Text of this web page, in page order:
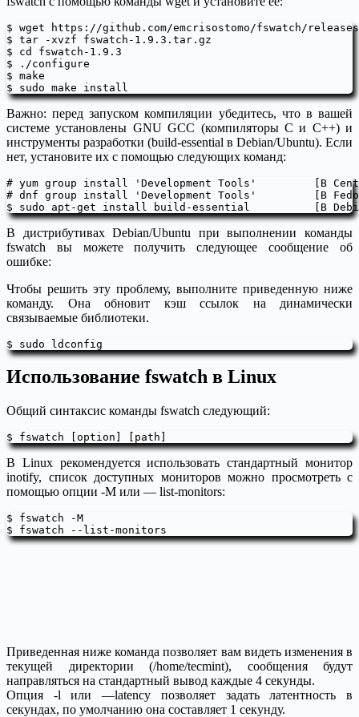
$ wget https://github.com/emcrisostomo/fswatch/
$ tar -xvzf fswatch-1.9.3.tar.gz
$ cd fswatch-1.9.3
$ ./configure
$ make
Важно: перед запуском компиляции убедитесь, что в вашей
системе установлены GNU GCC (компиляторы C и C++) и
инструменты разработки (build-essential в Debian/Ubuntu). Если
нет, установите их с помощью следующих команд:
# yum group install 'Development Tools'		[В CentOS/RHEL]
# dnf group install 'Development Tools'		[В Fedora 22+]
В дистрибутивах Debian/Ubuntu при выполнении команды
fswatch вы можете получить следующее сообщение об
ошибке:
Чтобы решить эту проблему, выполните приведенную ниже
команду. Она обновит кэш ссылок на динамически
связываемые библиотеки.
Использование fswatch в Linux
Общий синтаксис команды fswatch следующий:
В Linux рекомендуется использовать стандартный монитор
inotify, список доступных мониторов можно просмотреть с
помощью опции -M или — list-monitors:
$ fswatch -M
Приведенная ниже команда позволяет вам видеть изменения в
текущей директории (/home/tecmint), сообщения будут
направляться на стандартный вывод каждые 4 секунды.
Опция -l или —latency позволяет задать латентность в
секундах, по умолчанию она составляет 1 секунду.